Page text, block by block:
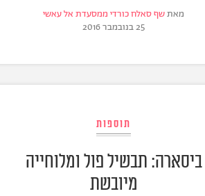
מאתשף סאלח כורדי ממסעדת אל עאשי
25 בנובמבר 2016
תוספות
ביסארה: תבשיל פול ומלוחייה
מיובשת